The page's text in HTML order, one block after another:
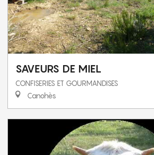
SAVEURS DE MIEL
CONFISERIES ET GOURMANDISES
Canohès